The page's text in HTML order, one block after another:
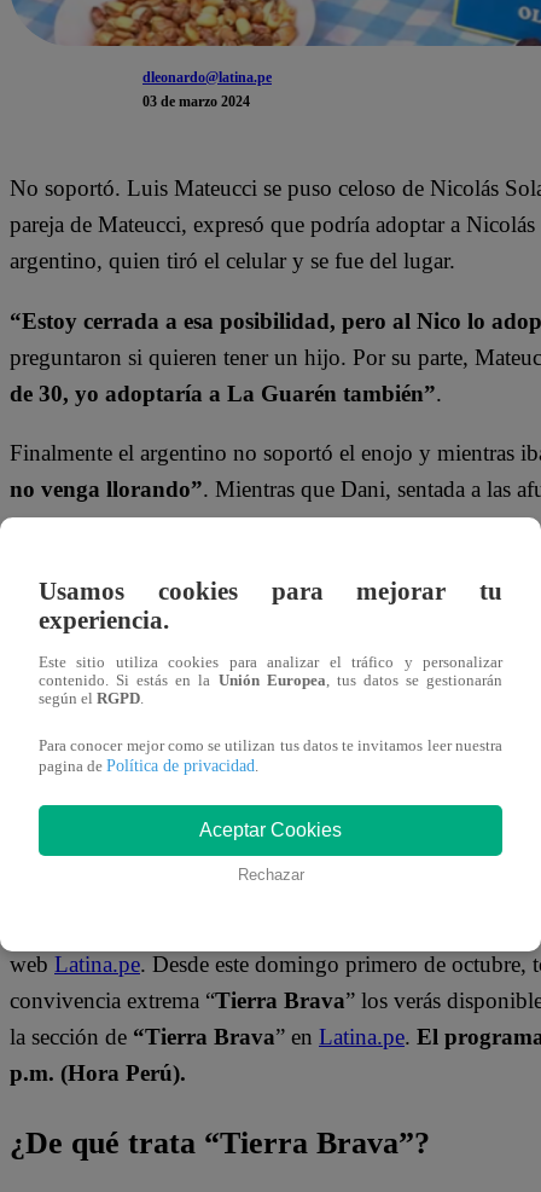
dleonardo@latina.pe
03 de marzo 2024
No soportó. Luis Mateucci se puso celoso de Nicolás
pareja de Mateucci, expresó que podría adoptar a
argentino, quien tiró el celular y se fue del lugar.
“Estoy cerrada a esa posibilidad, pero al Nico lo
preguntaron si quieren tener un hijo. Por su parte,
de 30, yo adoptaría a La Guarén también”.
Finalmente el argentino no soportó el enojo y mientras
no venga llorando”. Mientras que Dani, sentada a las
la…”.
Mira el momento que se vivió en “Tierra Brava”
¿Dónde ver todos los capítulos?
web Latina.pe. Desde este domingo primero de
convivencia extrema “Tierra Brava” los verás
la sección de “Tierra Brava” en Latina.pe. El
p.m. (Hora Perú).
¿De qué trata “Tierra Brava”?
Usamos cookies para mejorar tu
experiencia.
Este sitio utiliza cookies para analizar el tráfico y personalizar
contenido. Si estás en la Unión Europea, tus datos se gestionarán
según el RGPD.
Para conocer mejor como se utilizan tus datos te invitamos leer nuestra
pagina de Política de privacidad.
Aceptar Cookies
Rechazar